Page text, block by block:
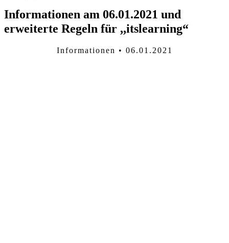
Informationen am 06.01.2021 und
erweiterte Regeln für ,,itslearning“
Informationen • 06.01.2021